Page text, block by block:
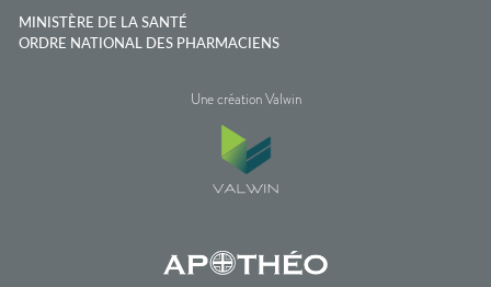
MINISTÈRE DE LA SANTÉ
ORDRE NATIONAL DES PHARMACIENS
Une création Valwin